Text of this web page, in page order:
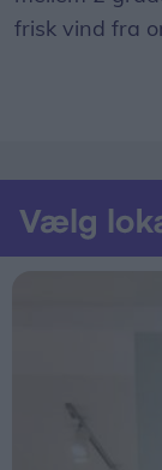
frisk vind fra